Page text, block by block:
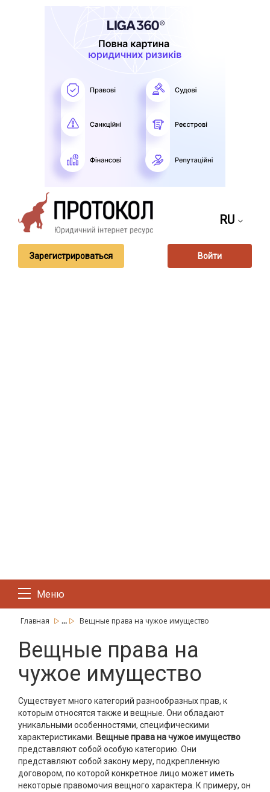
RU
Зарегистрироваться Войти
Меню
Главная ... Вещные права на чужое имущество
Вещные права на
чужое имущество
Существует много категорий разнообразных прав, к
которым относятся также и вещные. Они обладают
уникальными особенностями, специфическими
характеристиками. Вещные права на чужое имущество
представляют собой особую категорию. Они
представляют собой закону меру, подкрепленную
договором, по которой конкретное лицо может иметь
некоторые правомочия вещного характера. К примеру, он